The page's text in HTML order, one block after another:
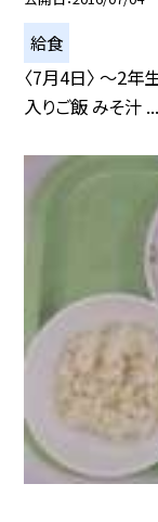
給食
〈7月4日〉 〜2年
入りご飯 みそ汁 ...